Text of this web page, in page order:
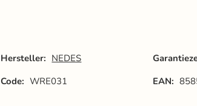
Hersteller: NEDES
Code: WRE031 EAN: